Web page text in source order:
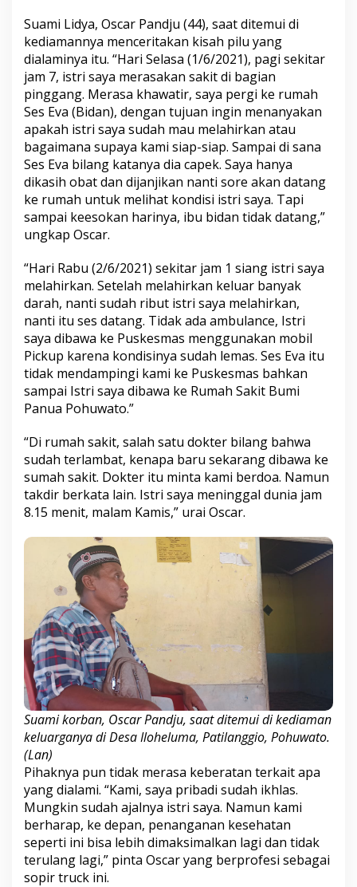
Suami Lidya, Oscar Pandju (44), saat ditemui di
kediamannya menceritakan kisah pilu yang
dialaminya itu. “Hari Selasa (1/6/2021), pagi sekitar
jam 7, istri saya merasakan sakit di bagian
pinggang. Merasa khawatir, saya pergi ke rumah
Ses Eva (Bidan), dengan tujuan ingin menanyakan
apakah istri saya sudah mau melahirkan atau
bagaimana supaya kami siap-siap. Sampai di sana
Ses Eva bilang katanya dia capek. Saya hanya
dikasih obat dan dijanjikan nanti sore akan datang
ke rumah untuk melihat kondisi istri saya. Tapi
sampai keesokan harinya, ibu bidan tidak datang,”
ungkap Oscar.
“Hari Rabu (2/6/2021) sekitar jam 1 siang istri saya
melahirkan. Setelah melahirkan keluar banyak
darah, nanti sudah ribut istri saya melahirkan,
nanti itu ses datang. Tidak ada ambulance, Istri
saya dibawa ke Puskesmas menggunakan mobil
Pickup karena kondisinya sudah lemas. Ses Eva itu
tidak mendampingi kami ke Puskesmas bahkan
sampai Istri saya dibawa ke Rumah Sakit Bumi
Panua Pohuwato.”
“Di rumah sakit, salah satu dokter bilang bahwa
sudah terlambat, kenapa baru sekarang dibawa ke
sumah sakit. Dokter itu minta kami berdoa. Namun
takdir berkata lain. Istri saya meninggal dunia jam
8.15 menit, malam Kamis,” urai Oscar.
Suami korban, Oscar Pandju, saat ditemui di kediaman
keluarganya di Desa Iloheluma, Patilanggio, Pohuwato.
(Lan)
Pihaknya pun tidak merasa keberatan terkait apa
yang dialami. “Kami, saya pribadi sudah ikhlas.
Mungkin sudah ajalnya istri saya. Namun kami
berharap, ke depan, penanganan kesehatan
seperti ini bisa lebih dimaksimalkan lagi dan tidak
terulang lagi,” pinta Oscar yang berprofesi sebagai
sopir truck ini.